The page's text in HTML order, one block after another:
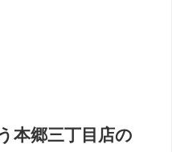
本郷三丁目店の